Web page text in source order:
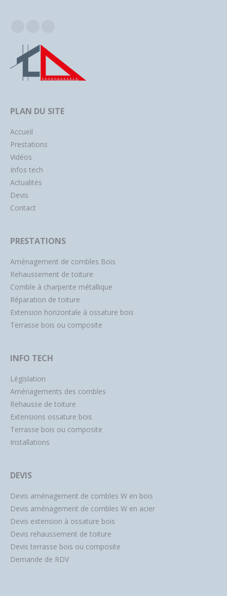
PLAN DU SITE
Accueil
Prestations
Vidéos
Infos tech
Actualités
Devis
Contact
PRESTATIONS
Aménagement de combles Bois
Rehaussement de toiture
Comble à charpente métallique
Réparation de toiture
Extension horizontale à ossature bois
Terrasse bois ou composite
INFO TECH
Législation
Aménagements des combles
Rehausse de toiture
Extensions ossature bois
Terrasse bois ou composite
Installations
DEVIS
Devis aménagement de combles W en bois
Devis aménagement de combles W en acier
Devis extension à ossature bois
Devis rehaussement de toiture
Devis terrasse bois ou composite
Demande de RDV